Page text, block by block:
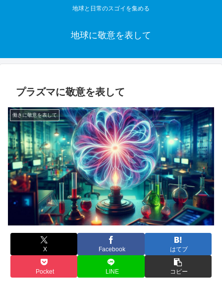
地球と日常のスゴイを集める
地球に敬意を表して
プラズマに敬意を表して
働きに敬意を表して
X Facebook はてブ
Pocket LINE コピー